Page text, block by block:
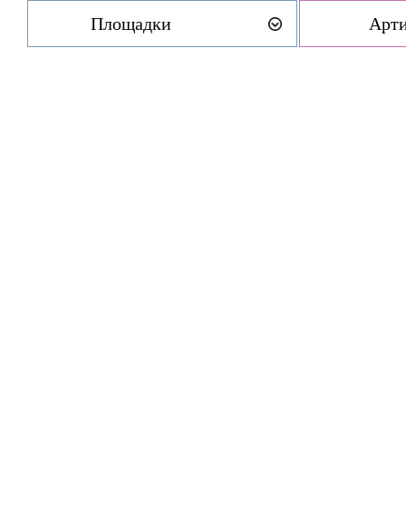
Площадки